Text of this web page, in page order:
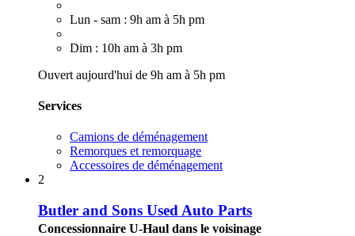
Lun - sam : 9h am à 5h pm
Dim : 10h am à 3h pm
Ouvert aujourd'hui de 9h am à 5h pm
Services
Camions de déménagement
Remorques et remorquage
Accessoires de déménagement
2
Butler and Sons Used Auto Parts
Concessionnaire U-Haul dans le voisinage